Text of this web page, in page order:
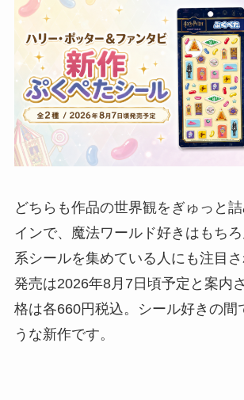
どちらも作品の世界観をぎゅっと
インで、魔法ワールド好きはもち
系シールを集めている人にも注目さ
発売は2026年8月7日頃予定と案内
格は各660円税込。シール好きの間
うな新作です。